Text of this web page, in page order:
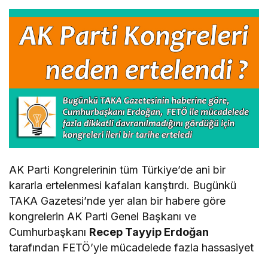
AK Parti Kongrelerinin tüm Türkiye’de ani bir
kararla ertelenmesi kafaları karıştırdı. Bugünkü
TAKA Gazetesi’nde yer alan bir habere göre
kongrelerin AK Parti Genel Başkanı ve
Cumhurbaşkanı Recep Tayyip Erdoğan
tarafından FETÖ’yle mücadelede fazla hassasiyet